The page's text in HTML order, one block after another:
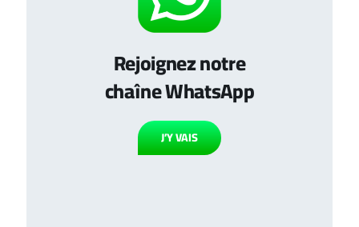
Rejoignez notre
chaîne WhatsApp
J’Y VAIS